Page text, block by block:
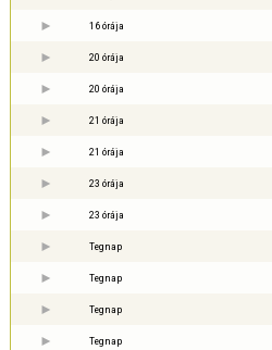
16 órája
20 órája
20 órája
21 órája
21 órája
23 órája
23 órája
Tegnap
Tegnap
Tegnap
Tegnap